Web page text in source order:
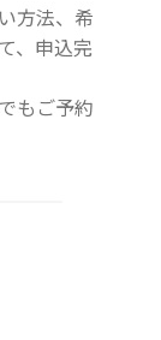
方法、希
、申込完
もご予約